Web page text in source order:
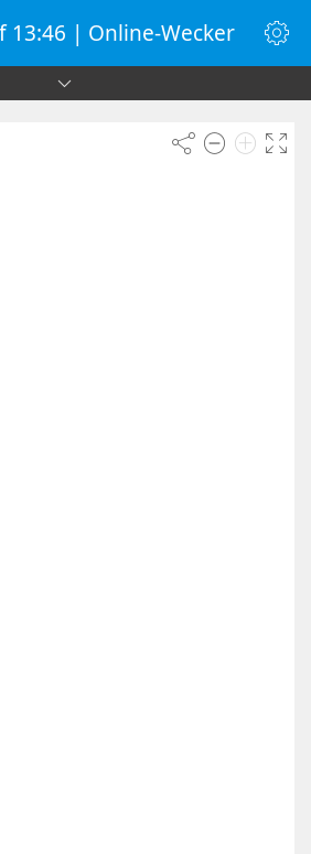
13:46 | Online-Wecker